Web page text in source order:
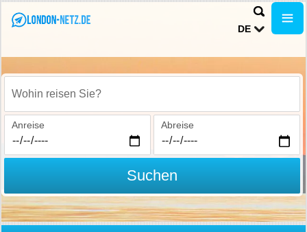
DE
Wohin reisen Sie?
Anreise Abreise
Suchen